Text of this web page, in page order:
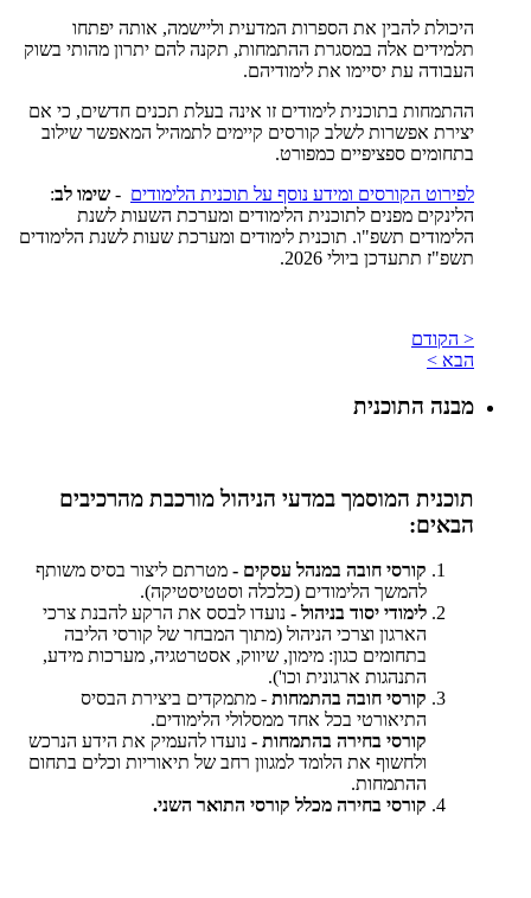
היכולת להבין את הספרות המדעית וליישמה, אותה יפתחו
תלמידים אלה במסגרת ההתמחות, תקנה להם יתרון מהותי בשוק
העבודה עת יסיימו את לימודיהם.
ההתמחות בתוכנית לימודים זו אינה בעלת תכנים חדשים, כי אם
יצירת אפשרות לשלב קורסים קיימים לתמהיל המאפשר שילוב
בתחומים ספציפיים כמפורט.
לפירוט הקורסים ומידע נוסף על תוכנית הלימודים - שימו לב:
הלינקים מפנים לתוכנית הלימודים ומערכת השעות לשנת
הלימודים תשפ"ו. תוכנית לימודים ומערכת שעות לשנת הלימודים
תשפ"ז תתעדכן ביולי 2026.
< הקודם
הבא >
מבנה התוכנית
תוכנית המוסמך במדעי הניהול מורכבת מהרכיבים
הבאים:
קורסי חובה במנהל עסקים - מטרתם ליצור בסיס משותף
להמשך הלימודים (כלכלה וסטטיסטיקה).
לימודי יסוד בניהול - נועדו לבסס את הרקע להבנת צרכי
הארגון וצרכי הניהול (מתוך המבחר של קורסי הליבה
בתחומים כגון: מימון, שיווק, אסטרטגיה, מערכות מידע,
התנהגות ארגונית וכו').
קורסי חובה בהתמחות - מתמקדים ביצירת הבסיס
התיאורטי בכל אחד ממסלולי הלימודים.
קורסי בחירה בהתמחות - נועדו להעמיק את הידע הנרכש
ולחשוף את הלומד למגוון רחב של תיאוריות וכלים בתחום
ההתמחות.
קורסי בחירה מכלל קורסי התואר השני.